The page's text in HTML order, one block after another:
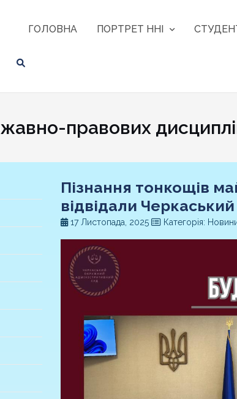
ГОЛОВНА ПОРТРЕТ ННІ
правових
Пізнання тонкощів
відвідали
17 Листопада, 2025 Категорія: